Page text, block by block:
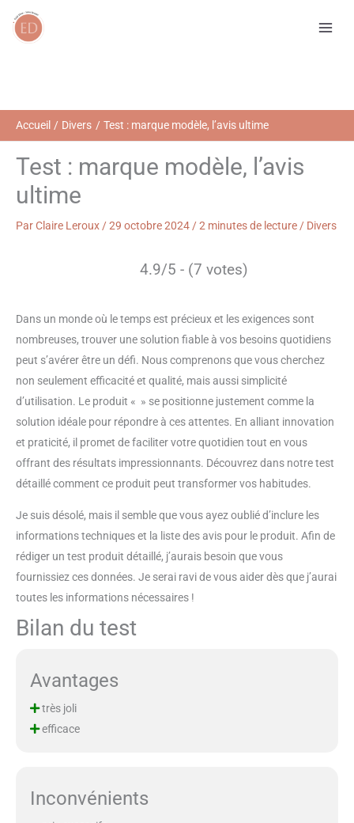
Accueil Divers Test : marque modèle, l’avis ultime
Test : marque modèle, l’avis
ultime
ParClaire Leroux /29 octobre 2024 /2 minutes de lecture / Divers
4.9/5 - (7 votes)
Dans un monde où le temps est précieux et les exigences sont
nombreuses, trouver une solution fiable à vos besoins quotidiens
peut s’avérer être un défi. Nous comprenons que vous cherchez
non seulement efficacité et qualité, mais aussi simplicité
d’utilisation. Le produit « » se positionne justement comme la
solution idéale pour répondre à ces attentes. En alliant innovation
et praticité, il promet de faciliter votre quotidien tout en vous
offrant des résultats impressionnants. Découvrez dans notre test
détaillé comment ce produit peut transformer vos habitudes.
Je suis désolé, mais il semble que vous ayez oublié d’inclure les
informations techniques et la liste des avis pour le produit. Afin de
rédiger un test produit détaillé, j’aurais besoin que vous
fournissiez ces données. Je serai ravi de vous aider dès que j’aurai
toutes les informations nécessaires !
Bilan du test
Avantages
très joli
efficace
Inconvénients
R
e
r
c